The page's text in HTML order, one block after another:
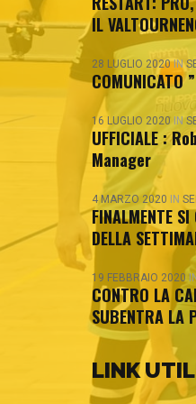
IL
28 LUGLIO 2020IN
COMUNICATO
16 LUGLIO 2020 IN
UFFICIALE :
Manager
4 MARZO 2020 IN
FINALMENTE
DELLA
19 FEBBRAIO 2020 IN
CONTRO LA
SUBENTRA LA
LINK